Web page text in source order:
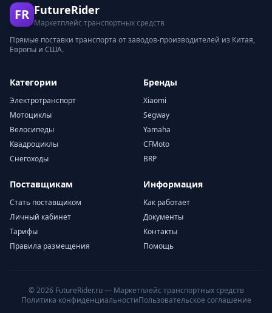
FR FutureRider
Маркетплейс транспортных средств
Прямые поставки транспорта от заводов-производителей из Китая,
Европы и США.
Категории
Электротранспорт
Мотоциклы
Велосипеды
Квадроциклы
Снегоходы
Бренды
Xiaomi
Segway
Yamaha
CFMoto
BRP
Поставщикам
Стать поставщиком
Личный кабинет
Тарифы
Правила размещения
Информация
Как работает
Документы
Контакты
Помощь
© 2026 FutureRider.ru — Маркетплейс транспортных средств
Политика конфиденциальностиПользовательское соглашение